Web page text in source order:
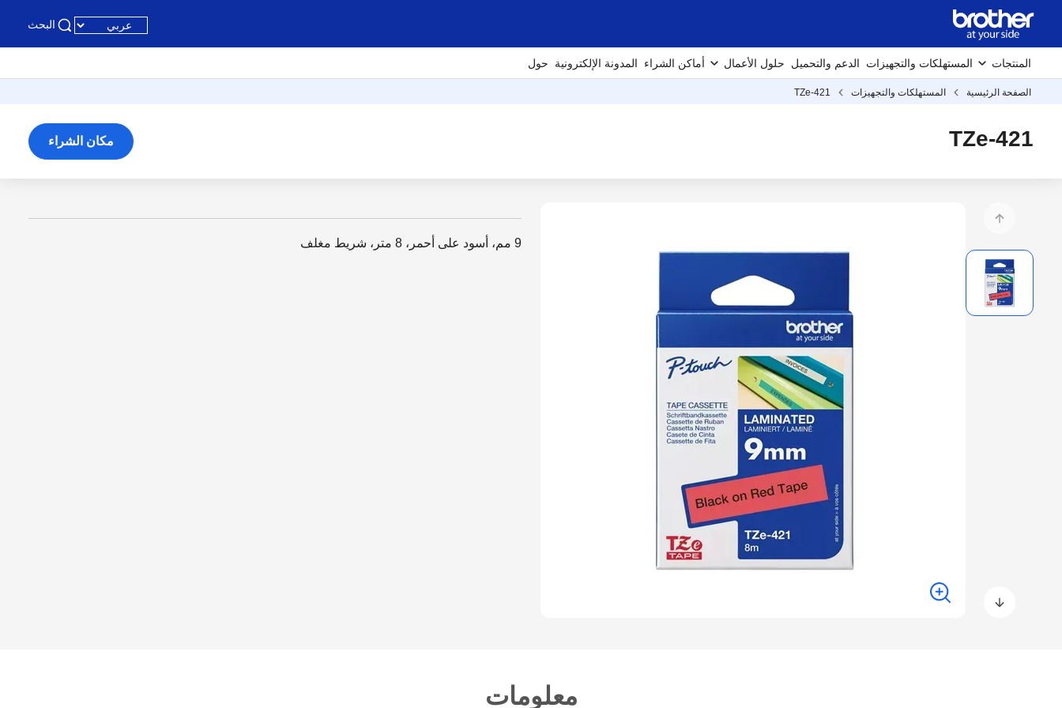
البحث
المنتجات المستهلكات والتجهيزات الدعم والتحميل حلول الأعمال أماكن الشراء المدونة الإلكترونية حول
الصفحة الرئيسية المستهلكات والتجهيزات TZe-421
TZe-421 مكان الشراء
9 مم، أسود على أحمر، 8 متر، شريط مغلف
معلومات